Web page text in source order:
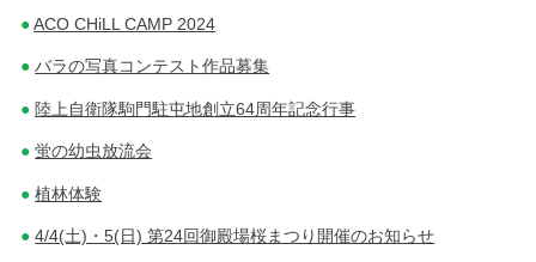
ACO CHiLL CAMP 2024
バラの写真コンテスト作品募集
陸上自衛隊駒門駐屯地創立64周年記念行事
蛍の幼虫放流会
植林体験
4/4(土)・5(日) 第24回御殿場桜まつり開催のお知らせ